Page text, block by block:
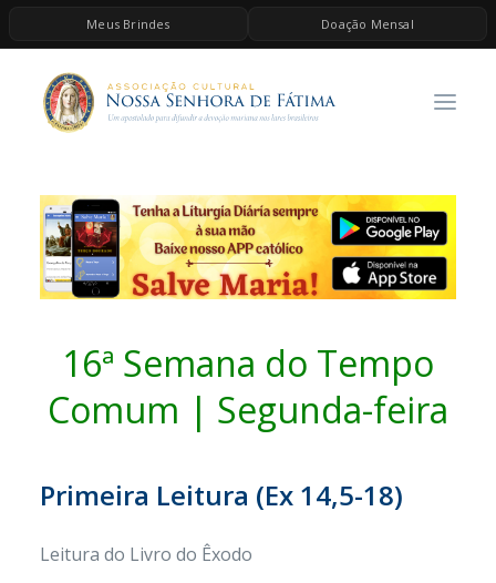
Meus Brindes Doação Mensal
HOME
A ASSOCIAÇÃO
ESPIRITUALIDADE
AS MELHORES MÚSICAS CATÓLICAS
BRINDES
16ª Semana do Tempo
Comum | Segunda-feira
Primeira Leitura (Ex 14,5-18)
Leitura do Livro do Êxodo